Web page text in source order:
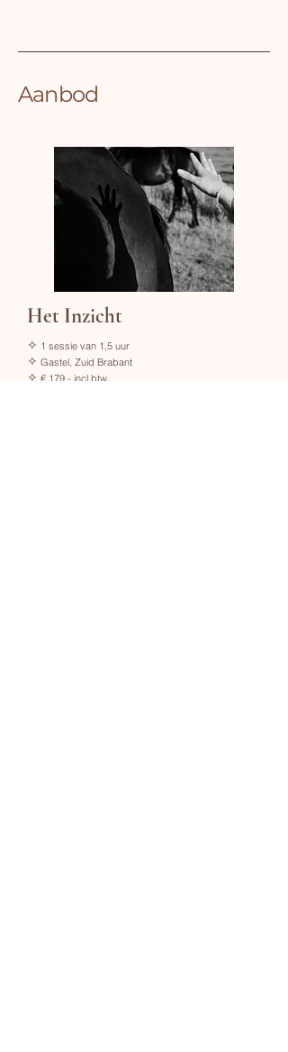
Aanbod
Het Inzicht
✧ 1 sessie van 1,5 uur
✧ Gastel, Zuid Brabant
✧ € 179,- incl btw